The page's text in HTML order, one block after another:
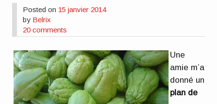
Posted on 15 janvier 2014
by Belrix
20 comments
Une
amie m’a
donné un
plan de